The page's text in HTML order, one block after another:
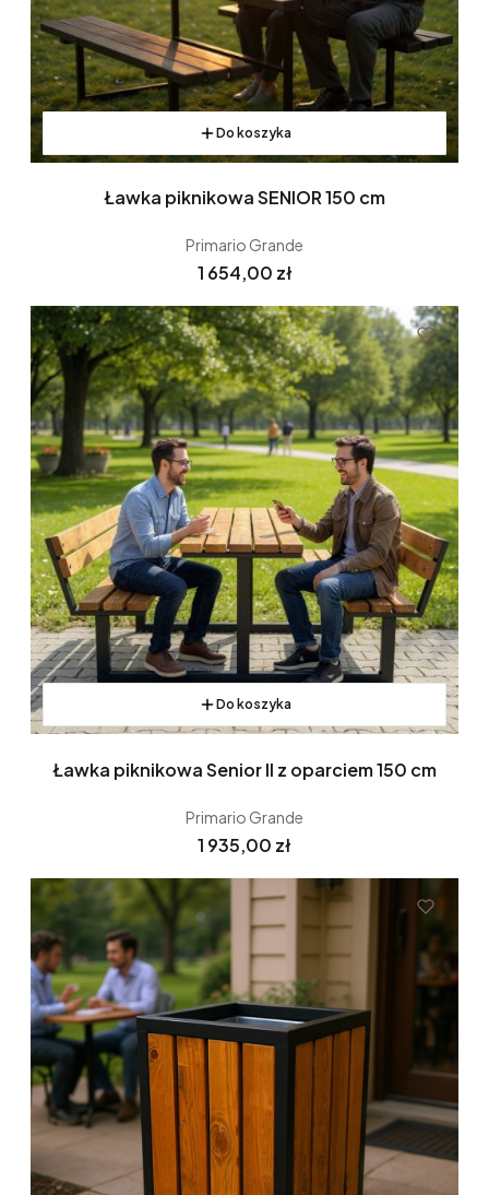
Do koszyka
Ławka piknikowa SENIOR 150 cm
Primario Grande
Cena
1 654,00 zł
Do koszyka
Ławka piknikowa Senior II z oparciem 150 cm
Primario Grande
Cena
1 935,00 zł